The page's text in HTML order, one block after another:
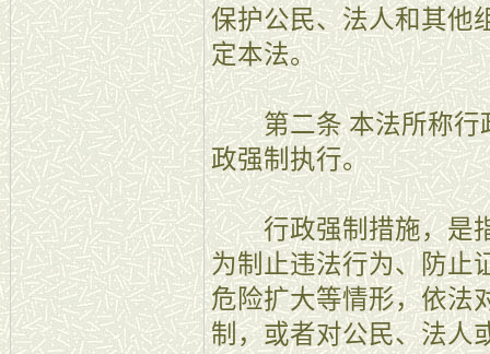
保护公民、法人和其他
定本法。
第二条 本法所称行政
政强制执行。
行政强制措施，是指
为制止违法行为、防止
危险扩大等情形，依法
制，或者对公民、法人